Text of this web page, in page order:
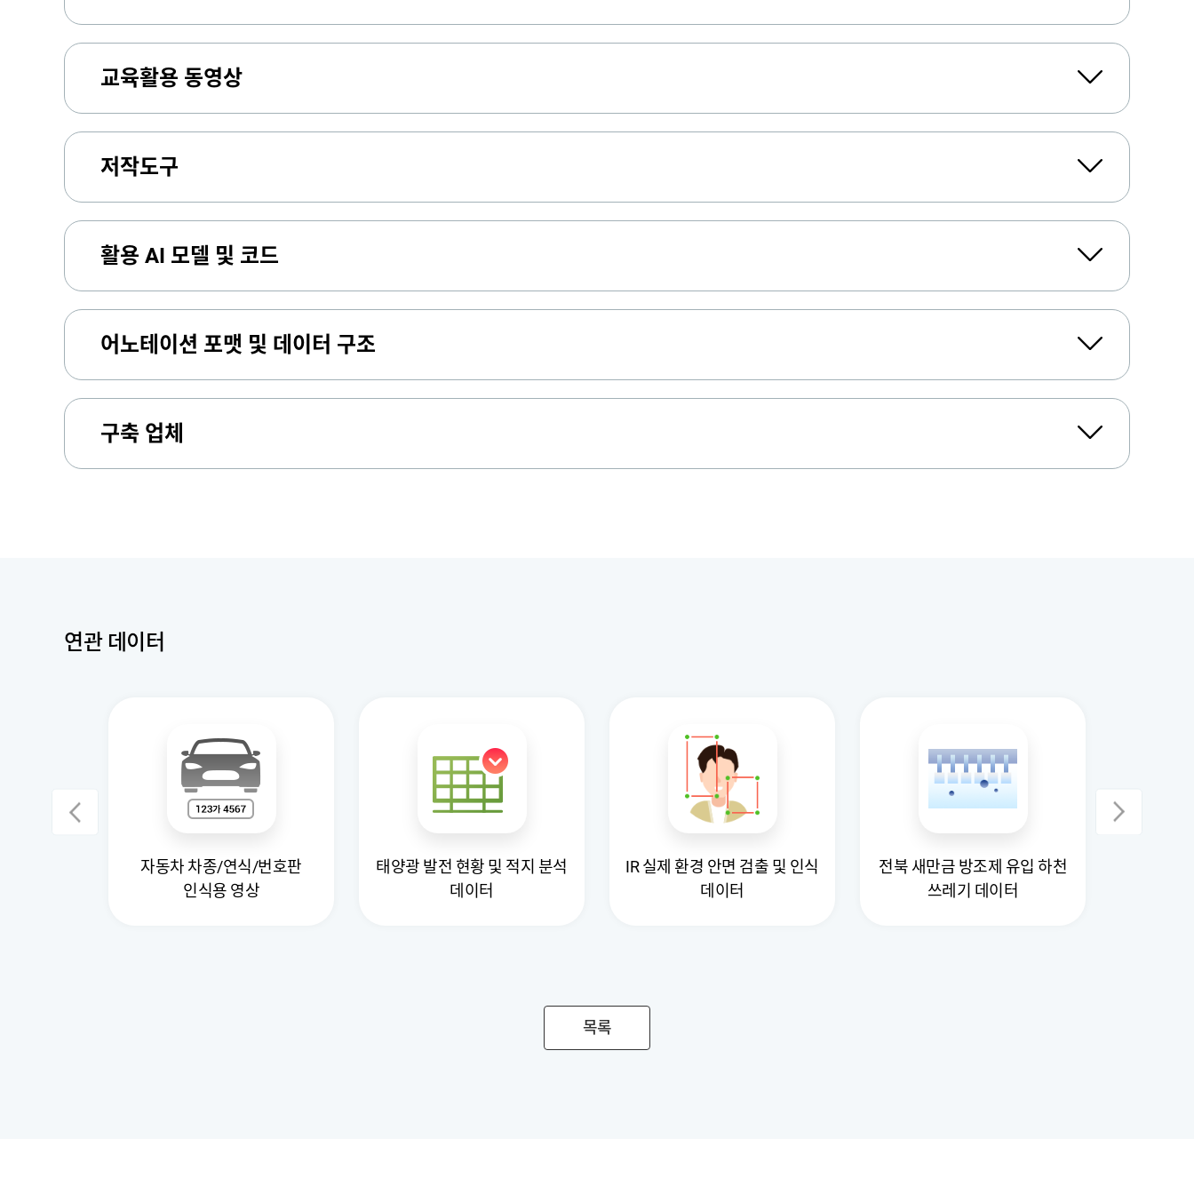
교육활용 동영상
저작도구
활용 AI 모델 및 코드
어노테이션 포맷 및 데이터 구조
구축 업체
연관 데이터
자동차 차종/연식/번호판
인식용 영상
태양광 발전 현황 및 적지 분석
데이터
IR 실제 환경 안면 검출 및 인식
데이터
전북 새만금 방조제 유입 하천
쓰레기 데이터
목록